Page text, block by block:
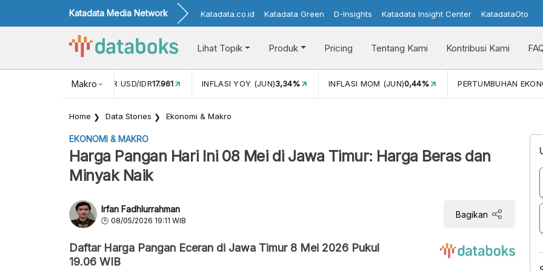
Katadata Media Network Katadata.co.id Katadata Green D-Insights Katadata Insight Center KatadataOto
Lihat Topik Produk Pricing Tentang Kami Kontribusi Kami
Makro
NILAI TUKAR USD/IDR17.961 INFLASI YOY (JUN)3,34% INFLASI MOM (JUN)0,44% PERTUMBUHAN
Home Data Stories Ekonomi & Makro
EKONOMI & MAKRO
Harga Pangan Hari Ini 08 Mei di Jawa Timur: Harga Beras dan
Minyak Naik
Irfan Fadhlurrahman
08/05/2026 19:11 WIB
Bagikan
Daftar Harga Pangan Eceran di Jawa Timur 8 Mei 2026 Pukul
19.06 WIB